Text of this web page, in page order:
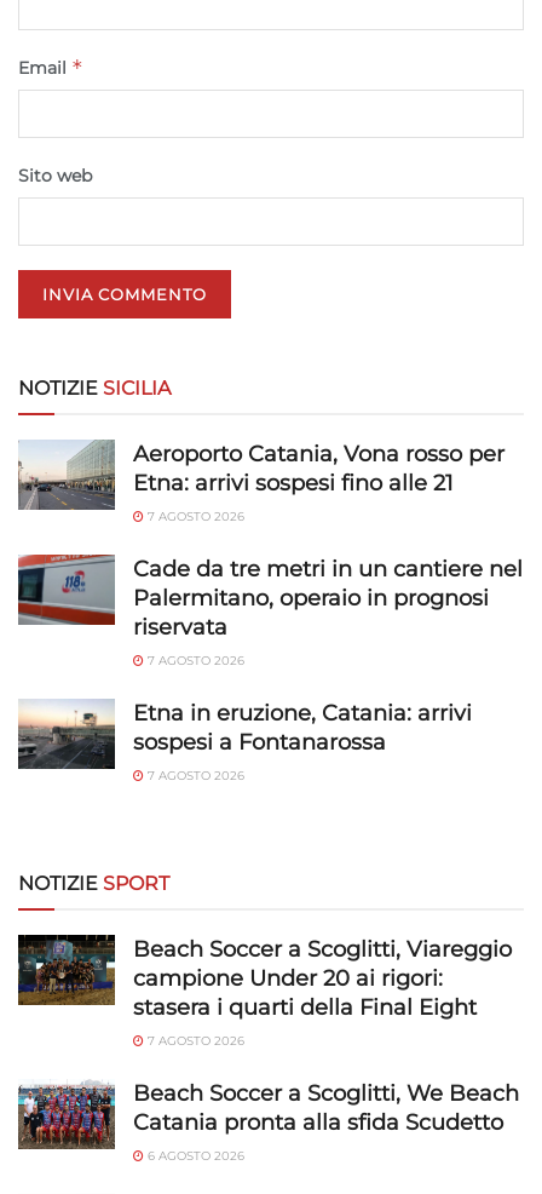
Email *
Sito web
NOTIZIE SICILIA
Aeroporto Catania, Vona rosso per
Etna: arrivi sospesi fino alle 21
7 AGOSTO 2026
Cade da tre metri in un cantiere nel
Palermitano, operaio in prognosi
riservata
7 AGOSTO 2026
Etna in eruzione, Catania: arrivi
sospesi a Fontanarossa
7 AGOSTO 2026
NOTIZIE SPORT
Beach Soccer a Scoglitti, Viareggio
campione Under 20 ai rigori:
stasera i quarti della Final Eight
7 AGOSTO 2026
Beach Soccer a Scoglitti, We Beach
Catania pronta alla sfida Scudetto
6 AGOSTO 2026